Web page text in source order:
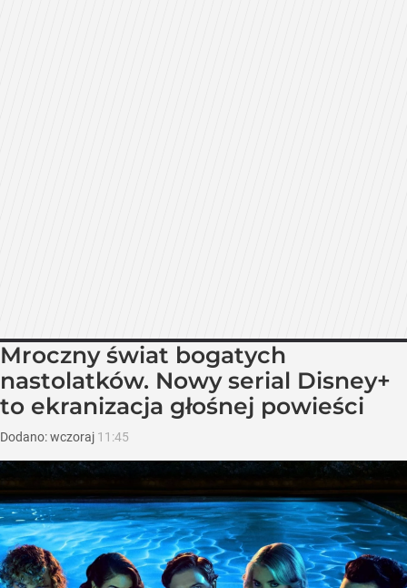
Mroczny świat bogatych
nastolatków. Nowy serial Disney+
to ekranizacja głośnej powieści
Dodano:wczoraj 11:45